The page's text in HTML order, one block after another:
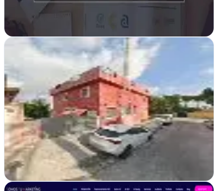
que buscan crecer en digital
Ver ficha
SergidoSEO: Consultor de SEO y Experto en
Posicionamiento Web desde Alicante.
Verificada
Alicante
Posicionamiento web desde Alicante. SergidoSEO lleva tu sitio al
primer lugar de Google con estrategias SEO probadas y marketing
digital integral
Ver ficha